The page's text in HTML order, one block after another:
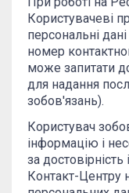
Користувачеві
персональні
номер
може запитати
для надання
зобов'язань).
Користувач
інформацію і
за достовірність
Контакт-Центру